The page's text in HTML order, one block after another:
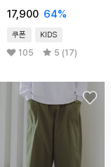
17,900 64%
쿠폰 KIDS
105 5 (17)